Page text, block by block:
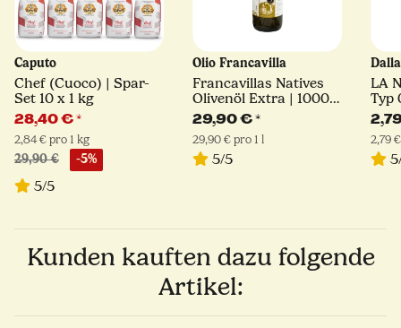
Caputo
Chef (Cuoco) | Spar-
Set 10 x 1 kg
28,40 €*
2,84 € pro 1 kg
29,90 € -5%
5/5
Olio Francavilla
Francavillas Natives
Olivenöl Extra | 1000
ml
29,90 €*
29,90 € pro 1 l
5/5
LA
Typ
2,79
Kunden kauften dazu folgende
Artikel: